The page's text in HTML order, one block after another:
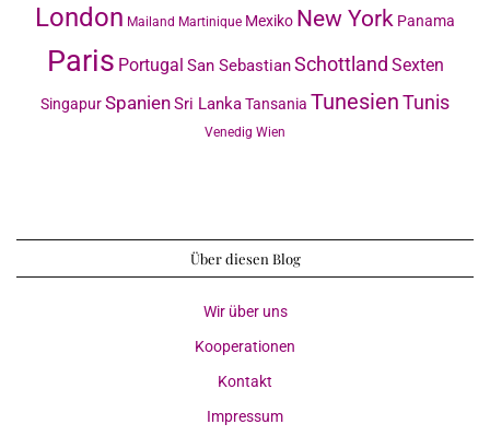
London Mailand Martinique Mexiko New York Panama
Paris Portugal San SebastianSchottland Sexten
SingapurSpanienSri LankaTansania TunesienTunis
Venedig Wien
Über diesen Blog
Wir über uns
Kooperationen
Kontakt
Impressum